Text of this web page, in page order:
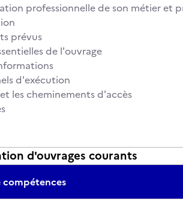
professionnelle de son métier et
prévus
de l'ouvrage
d'exécution
les cheminements d'accès
d'ouvrages courants
compétences